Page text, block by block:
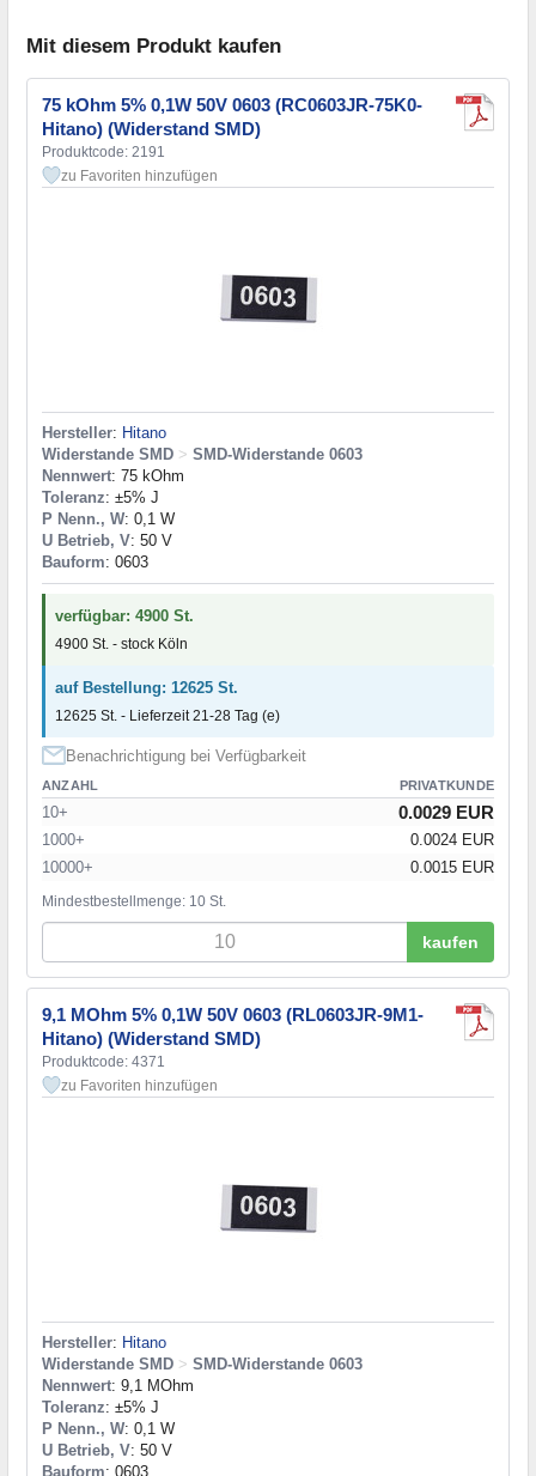
Mit diesem Produkt kaufen
75 kOhm 5% 0,1W 50V 0603 (RC0603JR-75K0-
Hitano) (Widerstand SMD)
Produktcode: 2191
zu Favoriten hinzufügen
Hersteller: Hitano
Widerstande SMD > SMD-Widerstande 0603
Nennwert: 75 kOhm
Toleranz: ±5% J
P Nenn., W: 0,1 W
U Betrieb, V: 50 V
Bauform: 0603
verfügbar: 4900 St.
4900 St. - stock Köln
auf Bestellung: 12625 St.
12625 St. - Lieferzeit 21-28 Tag (e)
Benachrichtigung bei Verfügbarkeit
ANZAHL PRIVATKUNDE
10+ 0.0029 EUR
1000+
0.0024 EUR
10000+
0.0015 EUR
Mindestbestellmenge: 10 St.
kaufen
9,1 MOhm 5% 0,1W 50V 0603 (RL0603JR-9M1-
Hitano) (Widerstand SMD)
Produktcode: 4371
zu Favoriten hinzufügen
Hersteller: Hitano
Widerstande SMD > SMD-Widerstande 0603
Nennwert: 9,1 MOhm
Toleranz: ±5% J
P Nenn., W: 0,1 W
U Betrieb, V: 50 V
Bauform: 0603